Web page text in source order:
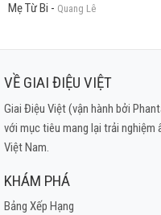
Mẹ Từ Bi - Quang Lê
VỀ GIAI ĐIỆU VIỆT
Giai Điệu Việt (vận hành bởi
với mục tiêu mang lại trải
Việt Nam.
KHÁM PHÁ
Bảng Xếp Hạng